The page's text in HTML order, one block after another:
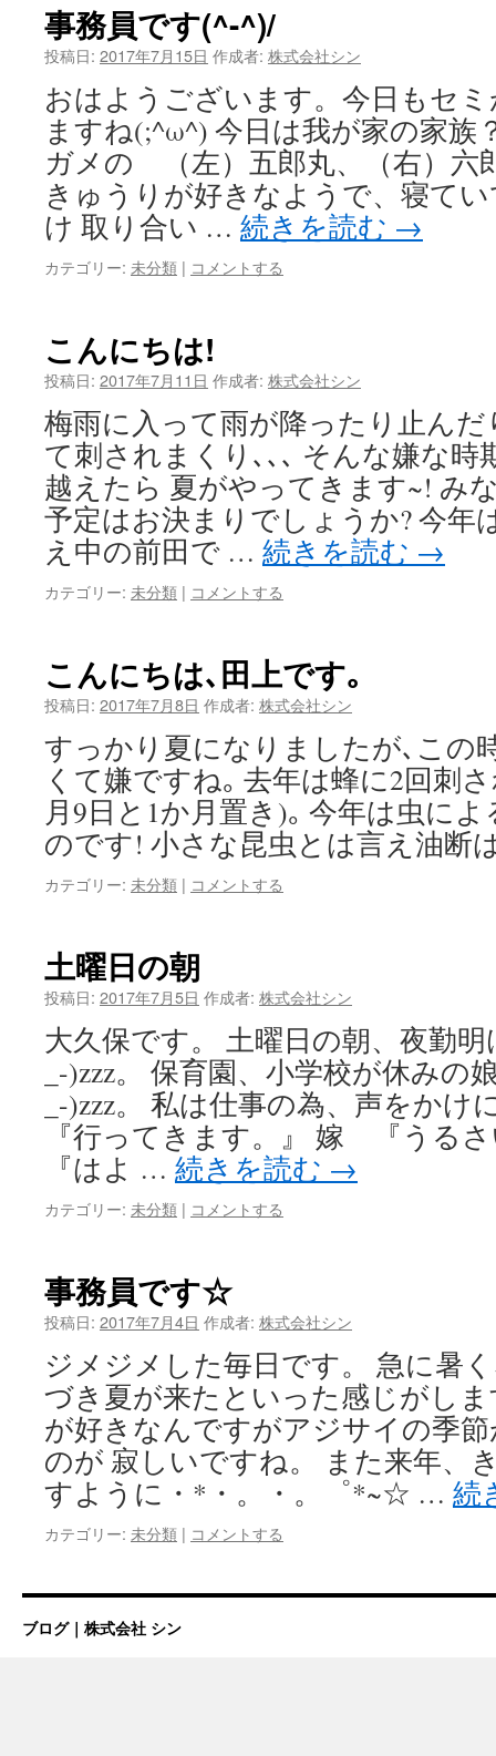
事務員です(^-^)/
投稿日: 2017年7月15日 作成者: 株式会社シン
おはようございます。今日もセ
ますね(;^ω^) 今日は我が家の家族
ガメの （左）五郎丸、（右）六
きゅうりが好きなようで、寝て
け 取り合い … 続きを読む →
カテゴリー: 未分類 | コメントする
こんにちは!
投稿日: 2017年7月11日 作成者: 株式会社シン
梅雨に入って雨が降ったり止ん
て刺されまくり､､､ そんな嫌な時
越えたら 夏がやってきます~! み
予定はお決まりでしょうか? 今年
え中の前田で … 続きを読む →
カテゴリー: 未分類 | コメントする
こんにちは､田上です｡
投稿日: 2017年7月8日 作成者: 株式会社シン
すっかり夏になりましたが､この
くて嫌ですね｡ 去年は蜂に2回刺
月9日と1か月置き)｡ 今年は虫に
のです! 小さな昆虫とは言え油断
カテゴリー: 未分類 | コメントする
土曜日の朝
投稿日: 2017年7月5日 作成者: 株式会社シン
大久保です。 土曜日の朝、夜勤
_-)zzz。 保育園、小学校が休みの
_-)zzz。 私は仕事の為、声をか
『行ってきます。』 嫁 『うる
『はよ … 続きを読む →
カテゴリー: 未分類 | コメントする
事務員です☆
投稿日: 2017年7月4日 作成者: 株式会社シン
ジメジメした毎日です。 急に暑
づき夏が来たといった感じがし
が好きなんですがアジサイの季
のが 寂しいですね。 また来年、
すように・*・。・。゜*~☆ … 続
カテゴリー: 未分類 | コメントする
ブログ｜株式会社 シン